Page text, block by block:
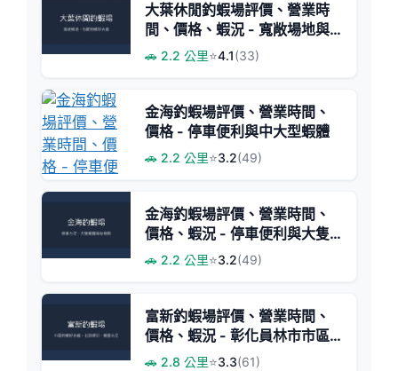
大葉休閒釣蝦場評價、營業時
間、價格、蝦況 - 寬敞場地與
休閒釣趣
🚗 2.2 公里⭐4.1(33)
金海釣蝦場評價、營業時間、
價格 - 停車便利與中大型蝦體
🚗 2.2 公里⭐3.2(49)
金海釣蝦場評價、營業時間、
價格、蝦況 - 停車便利與大隻
蝦體
🚗 2.2 公里⭐3.2(49)
富新釣蝦場評價、營業時間、
價格、蝦況 - 彰化員林市市區
釣蝦體驗
🚗 2.8 公里⭐3.3(61)